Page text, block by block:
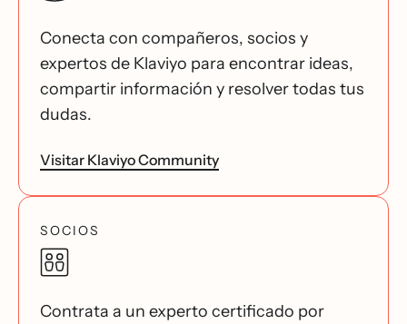
Conecta con compañeros, socios y
expertos de Klaviyo para encontrar ideas,
compartir información y resolver todas tus
dudas.
Visitar Klaviyo Community
SOCIOS
Contrata a un experto certificado por